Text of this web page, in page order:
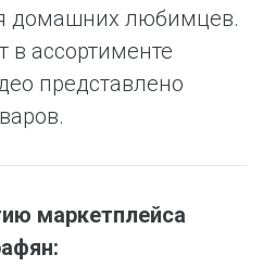
домашних любимцев.
ассортименте
представлено
маркетплейса